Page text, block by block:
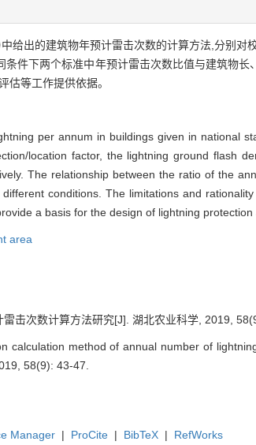
给出的建筑物年预计雷击次数的计算方法,分别对
件下两个标准中年预计雷击次数比值与建筑物
估等工作提供依据。
per annum in buildings given in national
location factor, the lightning ground flash
The relationship between the ratio of the
conditions. The limitations and
a basis for the design of lightning protection
area
击次数计算方法研究[J]. 湖北农业科学, 2019,
calculation method of annual number of
58(9): 43-47.
Manager | ProCite | BibTeX | RefWorks